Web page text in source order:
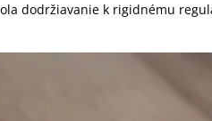
dodržiavanie k rigidnému